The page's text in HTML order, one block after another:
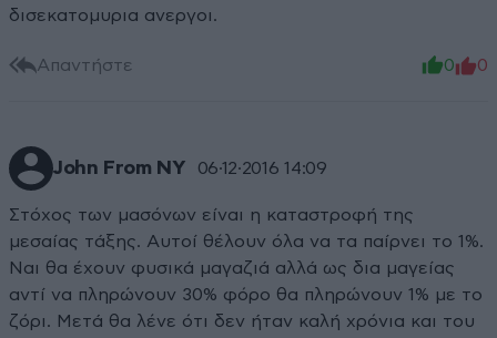
δισεκατομυρια ανεργοι.
Απαντήστε 0 0
John From NY 06·12·2016 14:09
Στόχος των μασόνων είναι η καταστροφή της
μεσαίας τάξης. Αυτοί θέλουν όλα να τα παίρνει το 1%.
Ναι θα έχουν φυσικά μαγαζιά αλλά ως δια μαγείας
αντί να πληρώνουν 30% φόρο θα πληρώνουν 1% με το
ζόρι. Μετά θα λένε ότι δεν ήταν καλή χρόνια και του